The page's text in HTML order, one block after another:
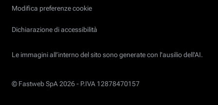
Modifica preferenze cookie
Dichiarazione di accessibilità
Le immagini all’interno del sito sono generate con l'ausilio dell'AI.
© Fastweb SpA 2026 - P.IVA 12878470157